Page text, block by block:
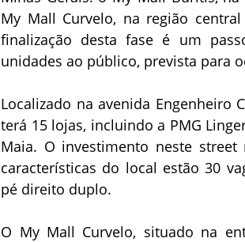
My Mall Curvelo, na região
finalização desta fase é um
unidades ao público, prevista para
Localizado na avenida Engenheiro
terá 15 lojas, incluindo a PMG
Maia. O investimento neste
características do local estão 30
pé direito duplo.
O My Mall Curvelo, situado na